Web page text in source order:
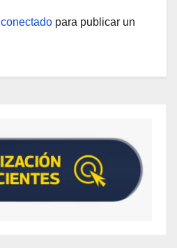
conectado para publicar un